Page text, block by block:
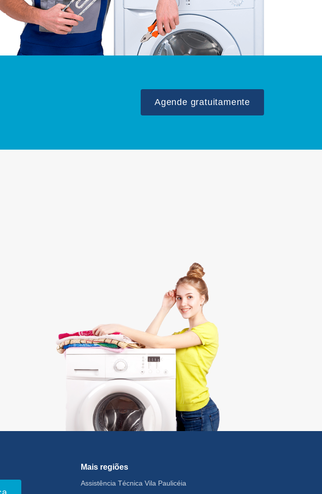
Agende gratuitamente
Mais regiões
Assistência Técnica Vila Paulicéia